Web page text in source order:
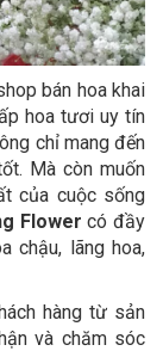
bán hoa khai
hoa tươi uy tín
chỉ mang đến
Mà còn muốn
của cuộc sống
Flower có đầy
chậu, lãng hoa,
hàng từ sản
và chăm sóc